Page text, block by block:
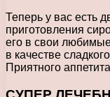
Теперь у вас есть
приготовления
его в свои
в качестве
Приятного